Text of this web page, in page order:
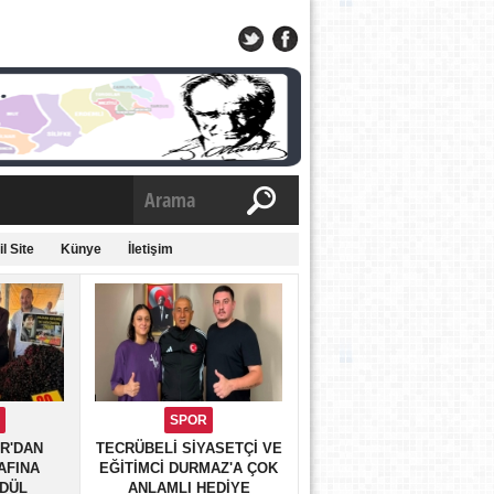
Site Künye İletişim
SPOR
TECRÜBELİ SİYASETÇİ VE
EĞİTİMCİ DURMAZ'A ÇOK
ANLAMLI HEDİYE